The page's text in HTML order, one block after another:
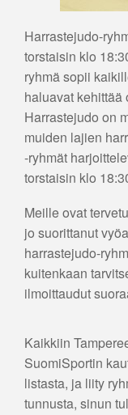
Harrastejudo-
torstaisin klo
ryhmä sopii
haluavat kehittää
Harrastejudo on
muiden lajien
-ryhmät
torstaisin klo
Meille ovat
jo suorittanut
harrastejudo-
kuitenkaan
ilmoittaudut
Kaikkiin
SuomiSportin
listasta, ja liity
tunnusta, sinun